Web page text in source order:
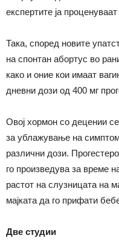
експертите ја
Така, според новите
на спонтан абортус во
како и оние кои имаат
дневни дози од 400 мг
Овој хормон со децении
за ублажување на
различни дози.
го произведува за време
растот на слузницата на
мајката да го прифати
Две студии